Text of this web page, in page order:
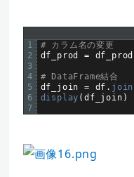
1
2
3
4
5
6
7
# カラム名の変更
df_prod
= df_prod
# DataFrame結合
df_join
= df . join
display (df_join )